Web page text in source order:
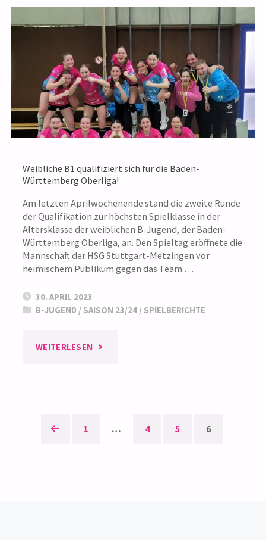
MIT
NEUEM
TRAINERTEAM
IN
DIE
LIGA"
Weibliche B1 qualifiziert sich für die Baden-
Württemberg Oberliga!
Am letzten Aprilwochenende stand die zweite Runde
der Qualifikation zur höchsten Spielklasse in der
Altersklasse der weiblichen B-Jugend, der Baden-
Württemberg Oberliga, an. Den Spieltag eröffnete die
Mannschaft der HSG Stuttgart-Metzingen vor
heimischem Publikum gegen das Team …
30. APRIL 2023
B-JUGEND / SAISON 23/24 / SPIELBERICHTE
WEITERLESEN"WEIBLICHE
1 … 4 5 6